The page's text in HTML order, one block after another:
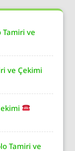
Tamiri ve
ve Çekimi
Tamiri ve